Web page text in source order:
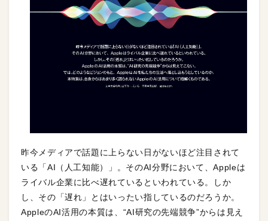
昨今メディアで話題に上らない日がないほど注目されて
いる「AI（人工知能）」。そのAI分野において、Appleは
ライバル企業に比べ遅れているといわれている。しか
し、その「遅れ」とはいったい指しているのだろうか。
AppleのAI活用の本質は、“AI研究の先端競争”からは見え